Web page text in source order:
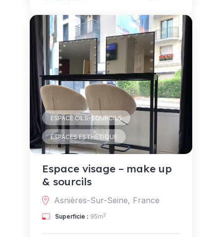
ESPACE CILS-SOURCILS
ESPACES ESTHÉTIQUE
Espace visage – make up
& sourcils
Asnières-Sur-Seine, France
Superficie : 95m2